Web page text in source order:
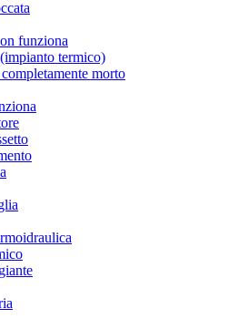
funziona
termico)
morto